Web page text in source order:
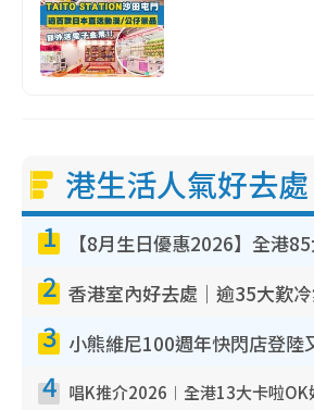
港生活人氣好去處
1
2
3
4